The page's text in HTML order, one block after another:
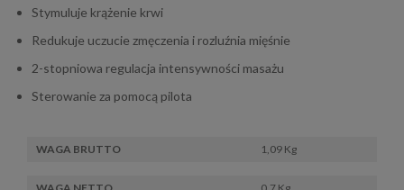
Stymuluje krążenie krwi
Redukuje uczucie zmęczenia i rozluźnia mięśnie
2-stopniowa regulacja intensywności masażu
Sterowanie za pomocą pilota
WAGA BRUTTO 1,09 Kg